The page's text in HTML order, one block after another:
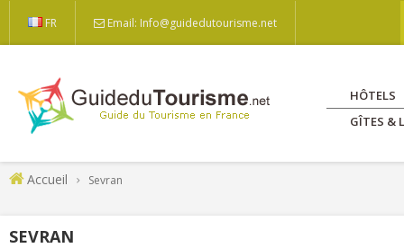
FR Email: Info@guidedutourisme.net
HÔTELS
GÎTES &
Accueil Sevran
SEVRAN